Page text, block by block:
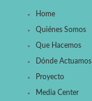
Home
Quiénes Somos
Que Hacemos
Dónde Actuamos
Proyecto
Media Center